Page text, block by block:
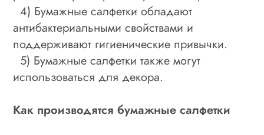
4) Бумажные салфетки обладают
антибактериальными свойствами и
поддерживают гигиенические привычки.
5) Бумажные салфетки также могут
использоваться для декора.
Как производятся бумажные салфетки